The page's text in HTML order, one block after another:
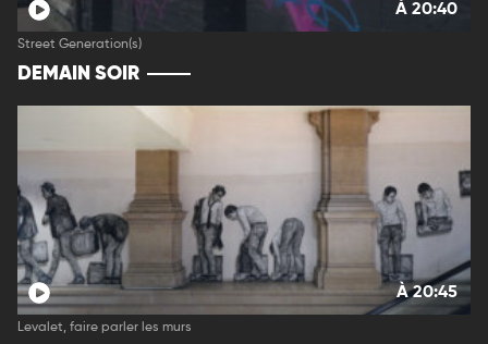
À 20:40
Street Generation(s)
DEMAIN SOIR
À 20:45
Levalet, faire parler les murs